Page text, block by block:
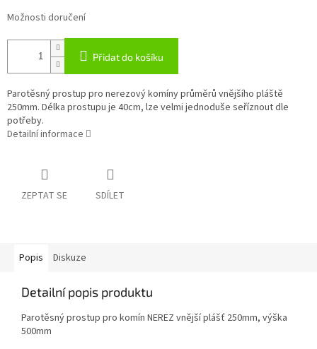
Možnosti doručení
Přidat do košíku
Parotěsný prostup pro nerezový komíny průměrů vnějšího pláště
250mm. Délka prostupu je 40cm, lze velmi jednoduše seříznout dle
potřeby.
Detailní informace
ZEPTAT SE SDÍLET
Popis Diskuze
Detailní popis produktu
Parotěsný prostup pro komín NEREZ vnější plášť 250mm, výška
500mm